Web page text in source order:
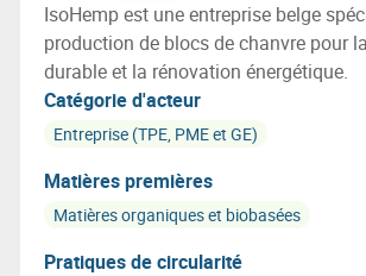
IsoHemp est une entreprise belge
production de blocs de chanvre pour
durable et la rénovation énergétique.
Catégorie d'acteur
Entreprise (TPE, PME et GE)
Matières premières
Matières organiques et biobasées
Pratiques de circularité